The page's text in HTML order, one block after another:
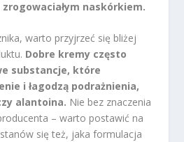
naskórkiem.
warto przyjrzeć się bliżej
Dobre kremy często
substancje, które
i łagodzą podrażnienia,
alantoina. Nie bez znaczenia
– warto postawić na
się też, jaka formulacja